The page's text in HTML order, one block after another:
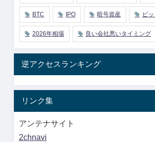
BTC IPO 暗号資産 ビ
2026年相場 良い会社悪いタイミング
逆アクセスランキング
リンク集
アンテナサイト
2chnavi